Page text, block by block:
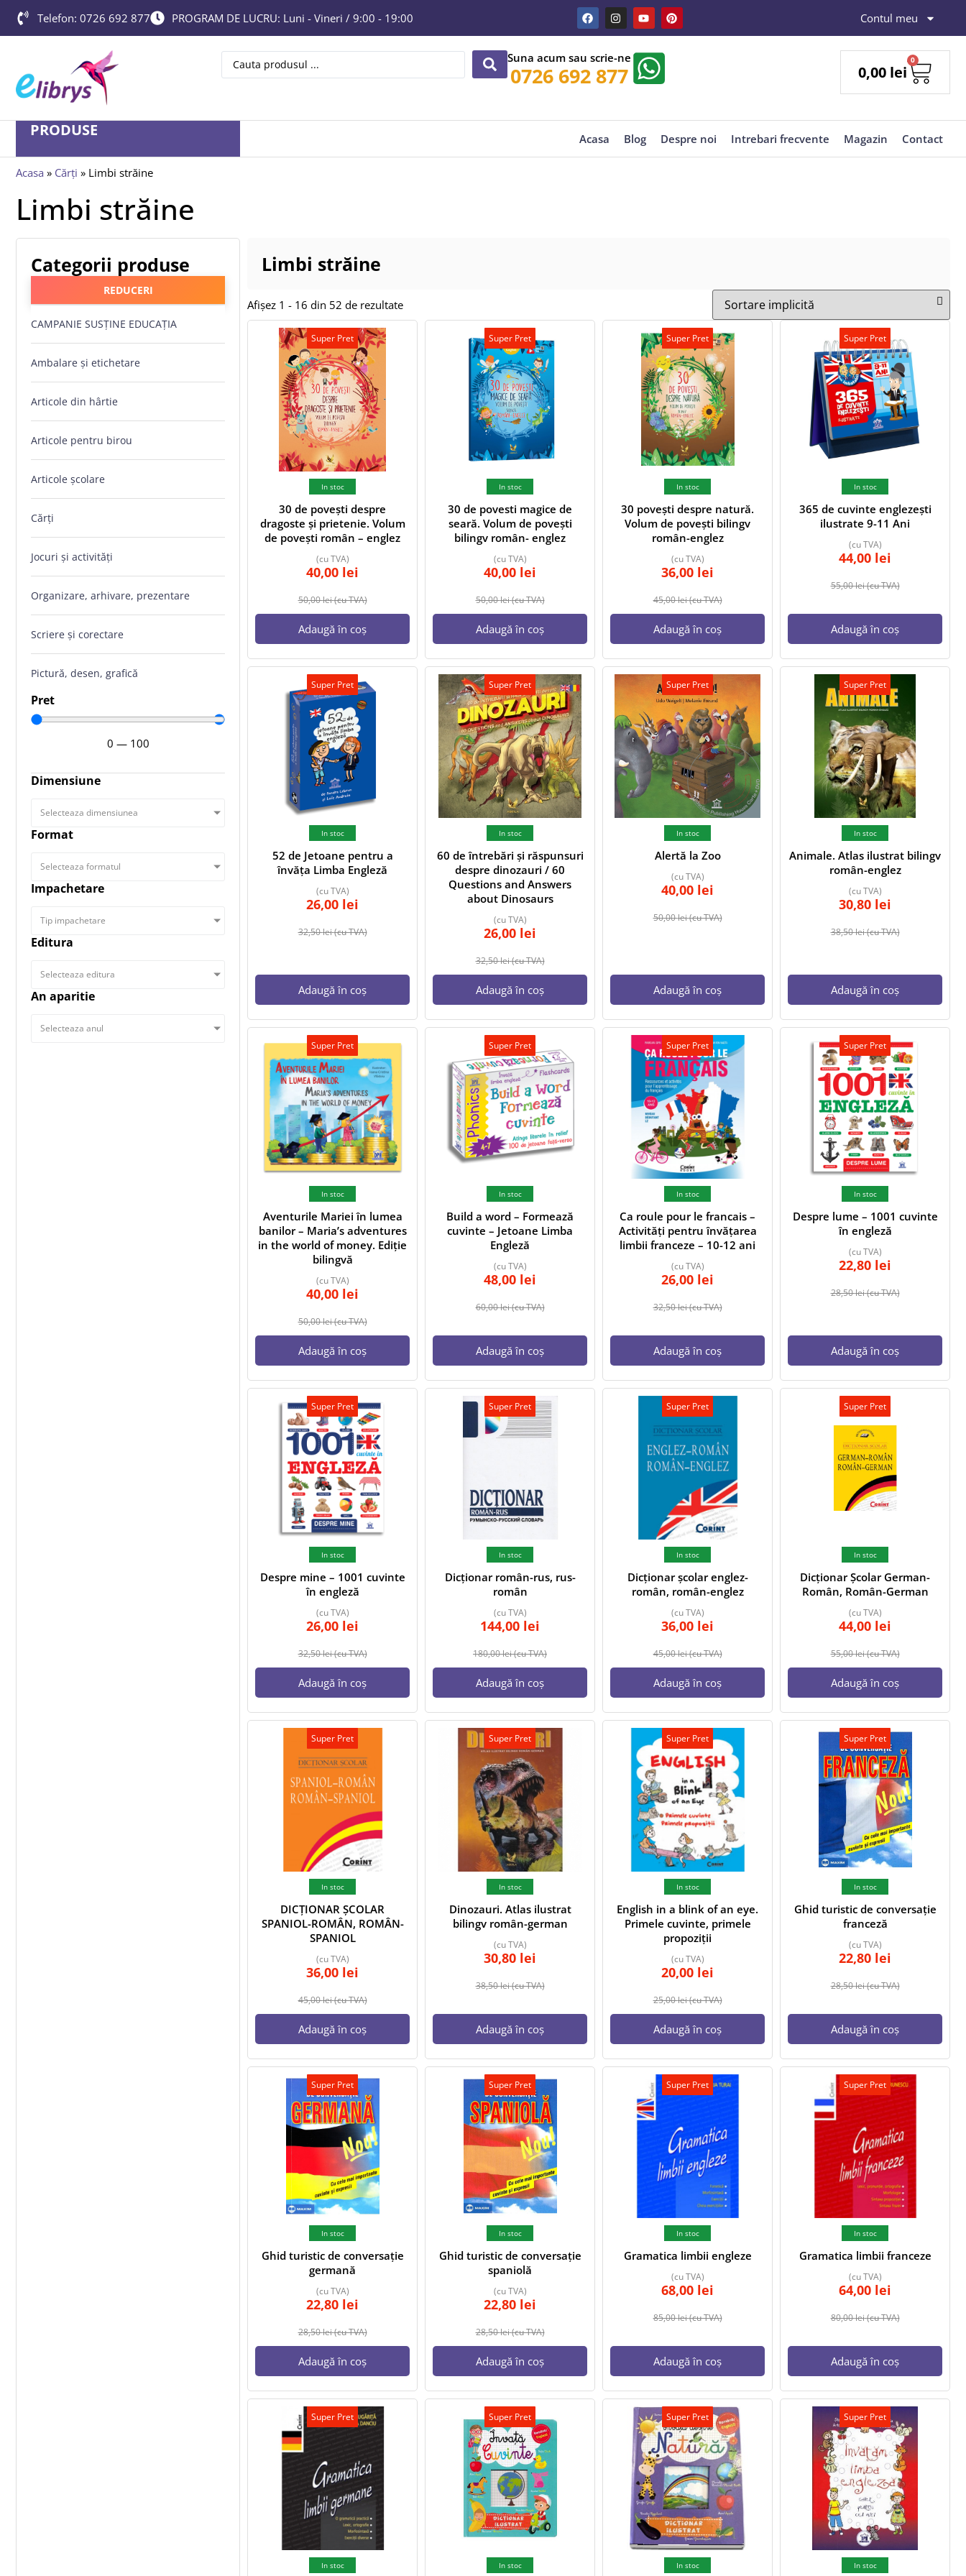
Telefon: 0726 692 877 PROGRAM DE LUCRU: Luni - Vineri / 9:00 - 19:00 Contul meu
Suna acum sau scrie-ne
0726 692 877 0,00 lei
0
PRODUSE Acasa Blog Despre noi Intrebari frecvente Magazin Contact
Acasa » Cărți » Limbi străine
Limbi străine
Categorii produse
REDUCERI
CAMPANIE SUSȚINE EDUCAȚIA
Ambalare și etichetare
Articole din hârtie
Articole pentru birou
Articole școlare
Cărți
Jocuri și activități
Organizare, arhivare, prezentare
Scriere și corectare
Pictură, desen, grafică
Pret
0 — 100
Dimensiune
Selecteaza dimensiunea
Format
Selecteaza formatul
Impachetare
Tip impachetare
Editura
Selecteaza editura
An aparitie
Selecteaza anul
Limbi străine
Afișez 1 - 16 din 52 de rezultate
Super Pret
In stoc
30 de povești despre
dragoste și prietenie. Volum
de povești român – englez
50,00lei(cu TVA)
40,00 lei
(cu TVA)
Adaugă în coș
Super Pret
In stoc
30 de povesti magice de
seară. Volum de povești
bilingv român- englez
50,00lei(cu TVA)
40,00 lei
(cu TVA)
Adaugă în coș
Super Pret
In stoc
30 povești despre natură.
Volum de povești bilingv
român-englez
45,00lei(cu TVA)
36,00 lei
(cu TVA)
Adaugă în coș
Super Pret
In stoc
365 de cuvinte englezești
ilustrate 9-11 Ani
55,00lei(cu TVA)
44,00 lei
(cu TVA)
Adaugă în coș
Super Pret
In stoc
52 de Jetoane pentru a
învăța Limba Engleză
32,50lei(cu TVA)
26,00 lei
(cu TVA)
Adaugă în coș
Super Pret
In stoc
60 de întrebări și răspunsuri
despre dinozauri / 60
Questions and Answers
about Dinosaurs
32,50lei(cu TVA)
26,00 lei
(cu TVA)
Adaugă în coș
Super Pret
In stoc
Alertă la Zoo
50,00lei(cu TVA)
40,00 lei
(cu TVA)
Adaugă în coș
Super Pret
In stoc
Animale. Atlas ilustrat bilingv
român-englez
38,50lei(cu TVA)
30,80 lei
(cu TVA)
Adaugă în coș
Super Pret
In stoc
Aventurile Mariei în lumea
banilor – Maria’s adventures
in the world of money. Ediție
bilingvă
50,00lei(cu TVA)
40,00 lei
(cu TVA)
Adaugă în coș
Super Pret
In stoc
Build a word – Formează
cuvinte – Jetoane Limba
Engleză
60,00lei(cu TVA)
48,00 lei
(cu TVA)
Adaugă în coș
Super Pret
In stoc
Ca roule pour le francais –
Activități pentru învățarea
limbii franceze – 10-12 ani
32,50lei(cu TVA)
26,00 lei
(cu TVA)
Adaugă în coș
Super Pret
In stoc
Despre lume – 1001 cuvinte
în engleză
28,50lei(cu TVA)
22,80 lei
(cu TVA)
Adaugă în coș
Super Pret
In stoc
Despre mine – 1001 cuvinte
în engleză
32,50lei(cu TVA)
26,00 lei
(cu TVA)
Adaugă în coș
Super Pret
In stoc
Dicționar român-rus, rus-
român
180,00lei(cu TVA)
144,00 lei
(cu TVA)
Adaugă în coș
Super Pret
In stoc
Dicționar școlar englez-
român, român-englez
45,00lei(cu TVA)
36,00 lei
(cu TVA)
Adaugă în coș
Super Pret
In stoc
Dicționar Școlar German-
Român, Român-German
55,00lei(cu TVA)
44,00 lei
(cu TVA)
Adaugă în coș
Super Pret
In stoc
DICȚIONAR ȘCOLAR
SPANIOL-ROMÂN, ROMÂN-
SPANIOL
45,00lei(cu TVA)
36,00 lei
(cu TVA)
Adaugă în coș
Super Pret
In stoc
Dinozauri. Atlas ilustrat
bilingv român-german
38,50lei(cu TVA)
30,80 lei
(cu TVA)
Adaugă în coș
Super Pret
In stoc
English in a blink of an eye.
Primele cuvinte, primele
propoziții
25,00lei(cu TVA)
20,00 lei
(cu TVA)
Adaugă în coș
Super Pret
In stoc
Ghid turistic de conversație
franceză
28,50lei(cu TVA)
22,80 lei
(cu TVA)
Adaugă în coș
Super Pret
In stoc
Ghid turistic de conversație
germană
28,50lei(cu TVA)
22,80 lei
(cu TVA)
Adaugă în coș
Super Pret
In stoc
Ghid turistic de conversație
spaniolă
28,50lei(cu TVA)
22,80 lei
(cu TVA)
Adaugă în coș
Super Pret
In stoc
Gramatica limbii engleze
85,00lei(cu TVA)
68,00 lei
(cu TVA)
Adaugă în coș
Super Pret
In stoc
Gramatica limbii franceze
80,00lei(cu TVA)
64,00 lei
(cu TVA)
Adaugă în coș
Super Pret
In stoc
Super Pret
In stoc
Super Pret
In stoc
Super Pret
In stoc